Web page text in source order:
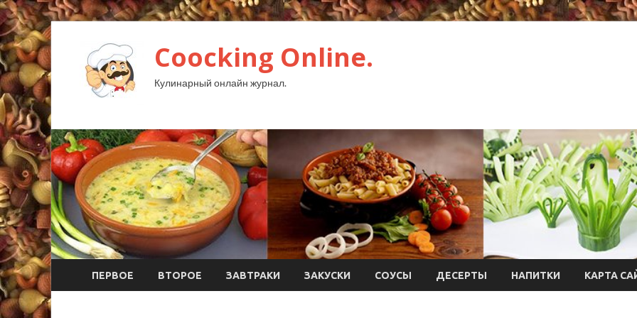
Coocking Online.
Кулинарный онлайн журнал.
ПЕРВОЕ ВТОРОЕ ЗАВТРАКИ ЗАКУСКИ СОУСЫ ДЕСЕРТЫ НАПИТКИ КАРТА